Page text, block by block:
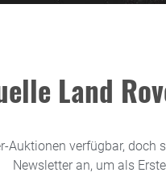
Land
Auktionen verfügbar,
Newsletter an, um als